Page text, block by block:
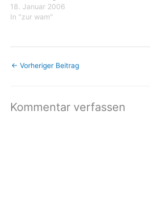
http://ping.fm/88VQq ein
schöene eonblick in
direkte grossere
gewaltsame auseinander
krieg in Europe hat nicht
hinterlassen wie anderswo
18. Januar 2006
In "zur wam"
← Vorheriger Beitrag
Kommentar verfassen